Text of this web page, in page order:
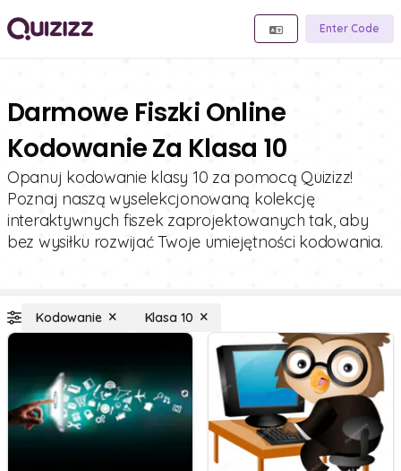
Enter Code
Darmowe Fiszki Online
Kodowanie Za Klasa 10
Opanuj kodowanie klasy 10 za pomocą Quizizz!
Poznaj naszą wyselekcjonowaną kolekcję
interaktywnych fiszek zaprojektowanych tak, aby
bez wysiłku rozwijać Twoje umiejętności kodowania.
Kodowanie Klasa 10